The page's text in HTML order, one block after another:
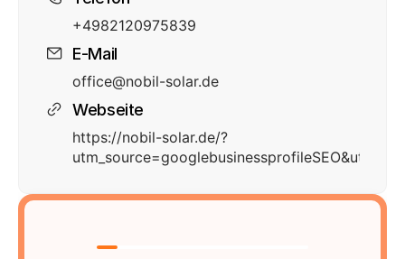
+4982120975839
E-Mail
office@nobil-solar.de
Webseite
https://nobil-solar.de/?